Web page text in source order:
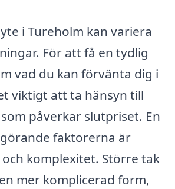
i Tureholm kan variera
För att få en tydlig
vad du kan förvänta dig i
viktigt att ta hänsyn till
påverkar slutpriset. En
faktorerna är
komplexitet. Större tak
mer komplicerad form,